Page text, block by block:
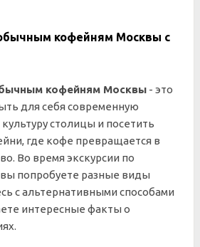
кофейням Москвы с
кофейням Москвы - это
для себя современную
столицы и посетить
где кофе превращается в
Во время экскурсии по
попробуете разные виды
с альтернативными способами
интересные факты о